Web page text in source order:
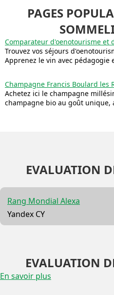
PAGES
Comparateur d'oenotourisme et
Trouvez vos séjours
Apprenez le vin avec pédagogie
Champagne Francis Boulard les
Achetez ici le champagne
champagne bio au goût
EVALUATION
Rang Mondial Alexa
Yandex CY
EVALUATION
En savoir plus